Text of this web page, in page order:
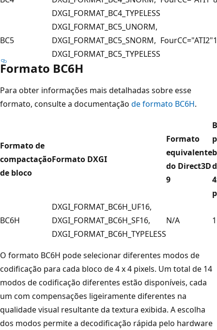
DXGI_FORMAT_BC4_TYPELESS
BC5
DXGI_FORMAT_BC5_UNORM,
DXGI_FORMAT_BC5_SNORM,
DXGI_FORMAT_BC5_TYPELESS
FourCC="ATI2"
Formato BC6H
Para obter informações mais detalhadas sobre esse
formato, consulte a documentação de formato BC6H.
Formato de
compactação
de bloco
Formato DXGI
Formato
equivalente
do Direct3D
9
BC6H
DXGI_FORMAT_BC6H_UF16,
DXGI_FORMAT_BC6H_SF16,
DXGI_FORMAT_BC6H_TYPELESS
N/A
O formato BC6H pode selecionar diferentes modos de
codificação para cada bloco de 4 x 4 pixels. Um total de 14
modos de codificação diferentes estão disponíveis, cada
um com compensações ligeiramente diferentes na
qualidade visual resultante da textura exibida. A escolha
dos modos permite a decodificação rápida pelo hardware